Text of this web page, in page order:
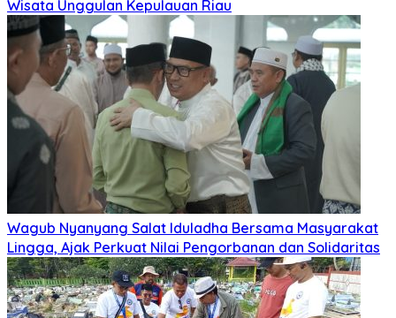
Wisata Unggulan Kepulauan Riau
Wagub Nyanyang Salat Iduladha Bersama Masyarakat
Lingga, Ajak Perkuat Nilai Pengorbanan dan Solidaritas